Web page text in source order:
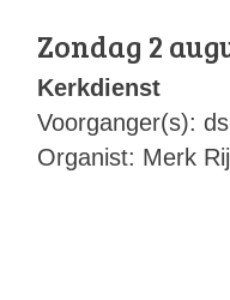
Zondag 2
Kerkdienst
Voorganger(s):
Organist: Merk